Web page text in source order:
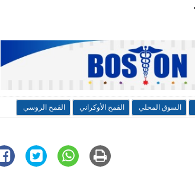
السوق المحلي القمح الأوكراني القمح الروسي